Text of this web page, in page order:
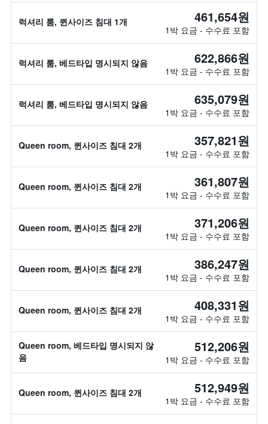
럭셔리 룸, 퀸사이즈 침대 1개 461,654원
1박 요금 - 수수료 포함
럭셔리 룸, 베드타입 명시되지 않음 622,866원
1박 요금 - 수수료 포함
럭셔리 룸, 베드타입 명시되지 않음 635,079원
1박 요금 - 수수료 포함
Queen room, 퀸사이즈 침대 2개 357,821원
1박 요금 - 수수료 포함
Queen room, 퀸사이즈 침대 2개 361,807원
1박 요금 - 수수료 포함
Queen room, 퀸사이즈 침대 2개 371,206원
1박 요금 - 수수료 포함
Queen room, 퀸사이즈 침대 2개 386,247원
1박 요금 - 수수료 포함
Queen room, 퀸사이즈 침대 2개 408,331원
1박 요금 - 수수료 포함
Queen room, 베드타입 명시되지 않
음
512,206원
1박 요금 - 수수료 포함
Queen room, 퀸사이즈 침대 2개 512,949원
1박 요금 - 수수료 포함